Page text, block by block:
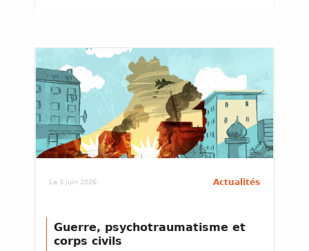
Le 3 juin 2026 Actualités
Guerre, psychotraumatisme et
corps civils